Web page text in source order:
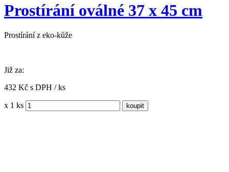
Prostírání oválné 37 x 45 cm
Prostírání z eko-kůže
Již za:
432 Kč s DPH / ks
x 1 ks